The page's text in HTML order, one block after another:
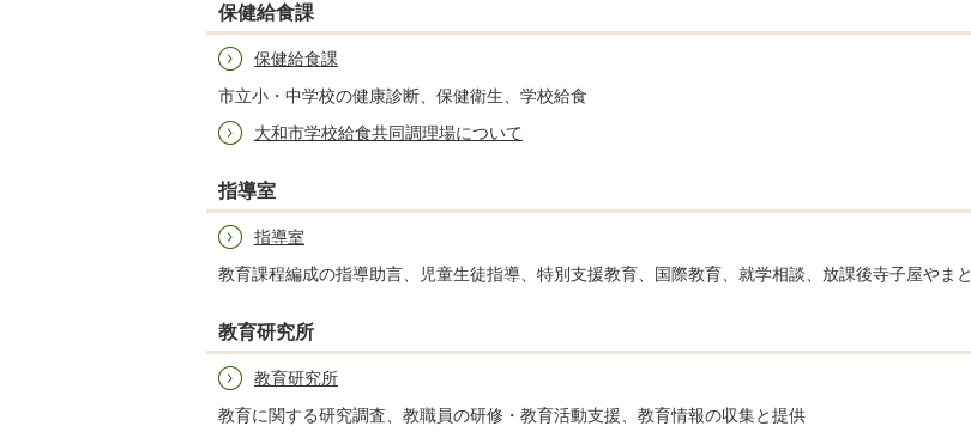
保健給食課
保健給食課
市立小・中学校の健康診断、保健衛生、学校給食
大和市学校給食共同調理場について
指導室
指導室
教育課程編成の指導助言、児童生徒指導、特別支援教育、国際教育、就学相談、放課後寺子屋やまと
教育研究所
教育研究所
教育に関する研究調査、教職員の研修・教育活動支援、教育情報の収集と提供